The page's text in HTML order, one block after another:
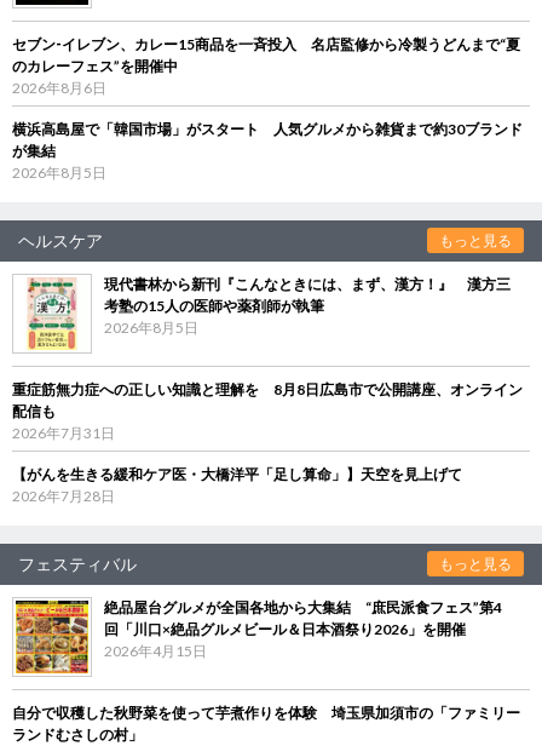
セブン‐イレブン、カレー15商品を一斉投入 名店監修から冷製うどんまで“夏
のカレーフェス”を開催中
2026年8月6日
横浜高島屋で「韓国市場」がスタート 人気グルメから雑貨まで約30ブランド
が集結
2026年8月5日
ヘルスケア もっと見る
現代書林から新刊『こんなときには、まず、漢方！』 漢方三
考塾の15人の医師や薬剤師が執筆
2026年8月5日
重症筋無力症への正しい知識と理解を 8月8日広島市で公開講座、オンライン
配信も
2026年7月31日
【がんを生きる緩和ケア医・大橋洋平「足し算命」】天空を見上げて
2026年7月28日
フェスティバル もっと見る
絶品屋台グルメが全国各地から大集結 “庶民派食フェス”第4
回「川口×絶品グルメビール＆日本酒祭り2026」を開催
2026年4月15日
自分で収穫した秋野菜を使って芋煮作りを体験 埼玉県加須市の「ファミリー
ランドむさしの村」